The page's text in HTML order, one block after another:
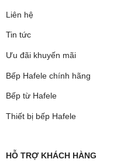
Liên hệ
Tin tức
Ưu đãi khuyến mãi
Bếp Hafele chính hãng
Bếp từ Hafele
Thiết bị bếp Hafele
HỖ TRỢ KHÁCH HÀNG